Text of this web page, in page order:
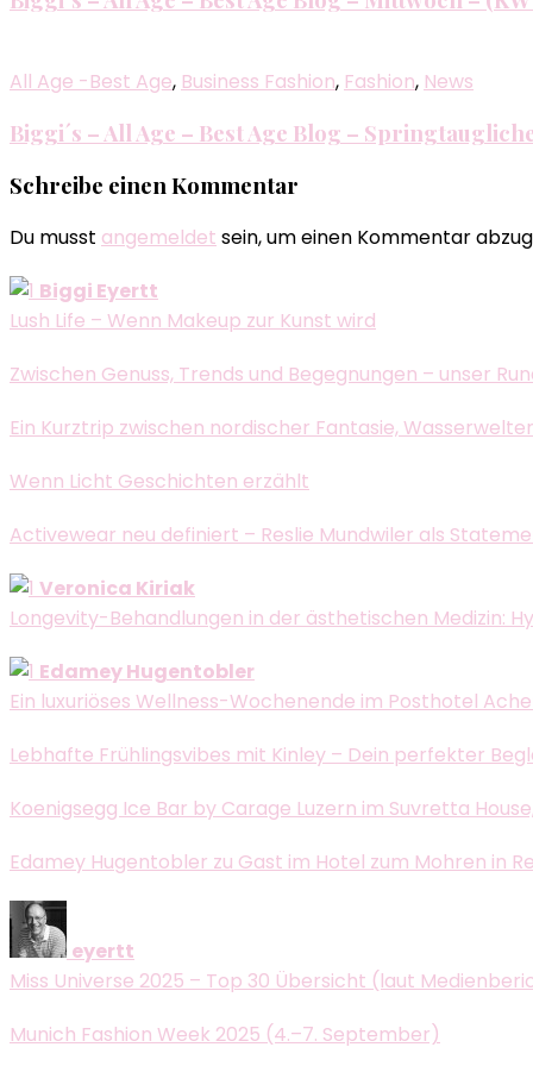
All Age -Best Age, Business Fashion, Fashion, News
Biggi´s – All Age – Best Age Blog –
Schreibe einen Kommentar
Du musst angemeldet sein, um einen Kommentar
Biggi Eyertt
Lush Life – Wenn Makeup zur Kunst wird
Zwischen Genuss, Trends und Begegnungen – unser
Ein Kurztrip zwischen nordischer Fantasie,
Wenn Licht Geschichten erzählt
Activewear neu definiert – Reslie Mundwiler als
Veronica Kiriak
Longevity-Behandlungen in der ästhetischen Medizin:
Edamey Hugentobler
Ein luxuriöses Wellness-Wochenende im Posthotel
Lebhafte Frühlingsvibes mit Kinley – Dein perfekter
Koenigsegg Ice Bar by Carage Luzern im Suvretta
Edamey Hugentobler zu Gast im Hotel zum Mohren in
eyertt
Miss Universe 2025 – Top 30 Übersicht (laut
Munich Fashion Week 2025 (4.–7. September)